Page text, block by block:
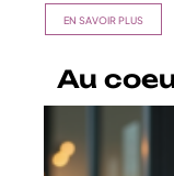
EN SAVOIR PLUS
Au